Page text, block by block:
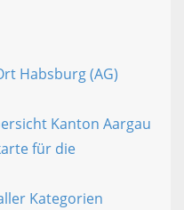
Habsburg (AG)
Kanton Aargau
für die
Kategorien